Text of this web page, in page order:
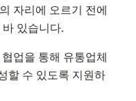
자리에 오르기 전에
있습니다.
업을 통해 유통업체
할 수 있도록 지원하